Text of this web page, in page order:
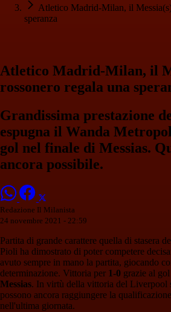
Atletico Madrid-Milan, il
speranza
Atletico Madrid-Milan, il
rossonero regala una
Grandissima prestazione
espugna il Wanda
gol nel finale di Messias.
ancora possibile.
Redazione Il Milanista
24 novembre 2021 - 22:59
Partita di grande carattere quella di stasera
Pioli ha dimostrato di poter competere
avuto sempre in mano la partita, giocando
determinazione. Vittoria per 1-0 grazie al
Messias. In virtù della vittoria del Liverpool
possono ancora raggiungere la
nell'ultima giornata.